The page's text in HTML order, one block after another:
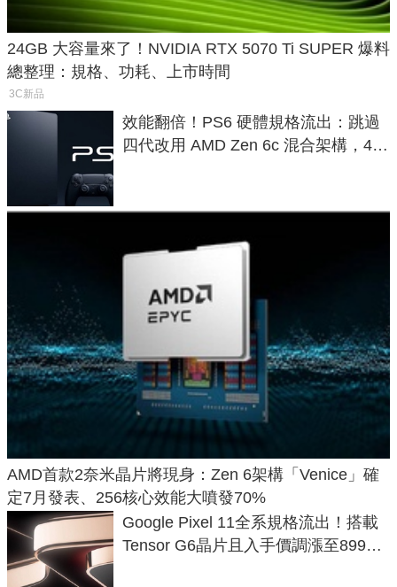
24GB 大容量來了！NVIDIA RTX 5070 Ti SUPER 爆料
總整理：規格、功耗、上市時間
3C新品
效能翻倍！PS6 硬體規格流出：跳過
四代改用 AMD Zen 6c 混合架構，4K
AMD首款2奈米晶片將現身：Zen 6架構「Venice」確
定7月發表、256核心效能大噴發70%
Google Pixel 11全系規格流出！搭載
Tensor G6晶片且入手價調漲至899美